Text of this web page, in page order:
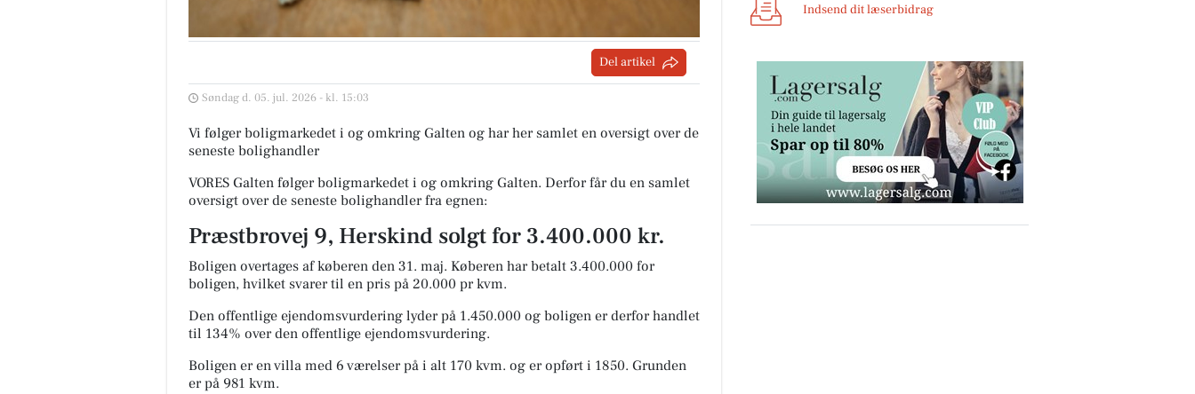
Del artikel
Søndag d. 05. jul. 2026 - kl. 15:03
Vi følger boligmarkedet i og omkring Galten og har her samlet en oversigt over de
seneste bolighandler
VORES Galten følger boligmarkedet i og omkring Galten. Derfor får du en samlet
oversigt over de seneste bolighandler fra egnen:
Præstbrovej 9, Herskind solgt for 3.400.000 kr.
Boligen overtages af køberen den 31. maj. Køberen har betalt 3.400.000 for
boligen, hvilket svarer til en pris på 20.000 pr kvm.
Den offentlige ejendomsvurdering lyder på 1.450.000 og boligen er derfor handlet
til 134% over den offentlige ejendomsvurdering.
Boligen er en villa med 6 værelser på i alt 170 kvm. og er opført i 1850. Grunden
er på 981 kvm.
Indsend dit læserbidrag